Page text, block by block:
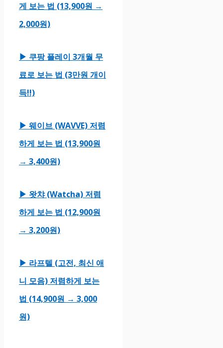
게 보는 법 (13,900원 →
2,000원)
▶ 쿠팡 플레이 3개월 무
료로 보는 법 (3만원 개이
득!!)
▶ 웨이브 (WAVVE) 저렴
하게 보는 법 (13,900원
→ 3,400원)
▶ 왓챠 (Watcha) 저렴
하게 보는 법 (12,900원
→ 3,200원)
▶ 라프텔 (고전, 최신 애
니 모음) 저렴하게 보는
법 (14,900원 → 3,000
원)